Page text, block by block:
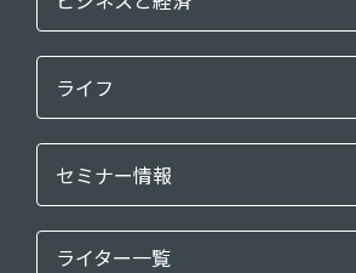
ライフ
セミナー情報
ライター一覧